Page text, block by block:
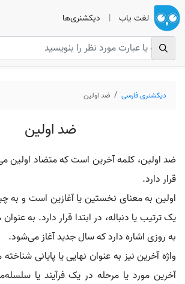
لغت یاب | دیکشنری‌ها
دیکشنری فارسی ضد اولین
ضد اولین
ضد اولین، کلمه آخرین است که متضاد اولین
قرار دارد.
اولین به معنای نخستین یا آغازین است و به
یک ترتیب یا دنباله، در ابتدا قرار دارد. به
به روزی اشاره دارد که سال جدید آغاز می‌شود.
واژه آخرین نیز به عنوان نهایی یا پایانی
آخرین مورد یا مرحله در یک فرآیند یا